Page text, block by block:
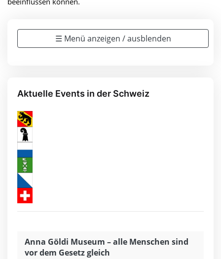
☰ Menü anzeigen / ausblenden
Aktuelle Events in der Schweiz
Anna Göldi Museum – alle Menschen sind
vor dem Gesetz gleich